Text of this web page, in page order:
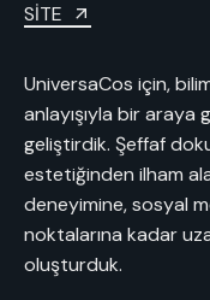
SİTE
UniversaCos için,
anlayışıyla bir
geliştirdik. Şeffaf
estetiğinden ilham
deneyimine, sosyal
noktalarına kadar
oluşturduk.